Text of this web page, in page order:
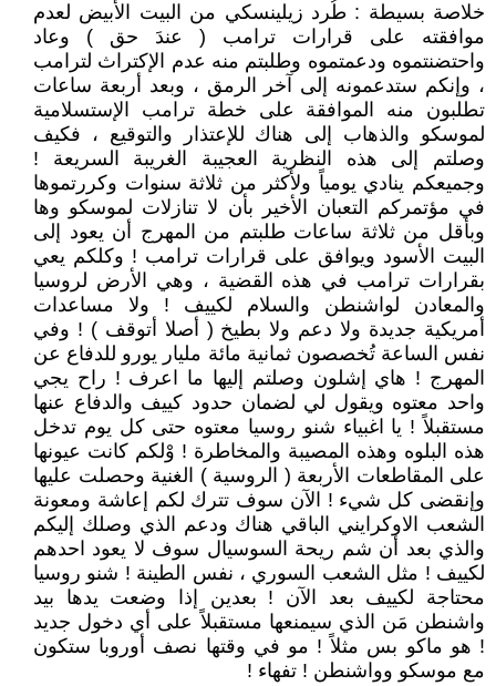
خلاصة بسيطة : طُرد زيلينسكي من البيت الأبيض لعدم
موافقته على قرارات ترامب ( عندَ حق ) وعاد
واحتضنتموه ودعمتموه وطلبتم منه عدم الإكتراث لترامب
، وإنكم ستدعمونه إلى آخر الرمق ، وبعد أربعة ساعات
تطلبون منه الموافقة على خطة ترامب الإستسلامية
لموسكو والذهاب إلى هناك للإعتذار والتوقيع ، فكيف
وصلتم إلى هذه النظرية العجيبة الغريبة السريعة !
وجميعكم ينادي يومياً ولأكثر من ثلاثة سنوات وكررتموها
في مؤتمركم التعبان الأخير بأن لا تنازلات لموسكو وها
وبأقل من ثلاثة ساعات طلبتم من المهرج أن يعود إلى
البيت الأسود ويوافق على قرارات ترامب ! وكلكم يعي
بقرارات ترامب في هذه القضية ، وهي الأرض لروسيا
والمعادن لواشنطن والسلام لكييف ! ولا مساعدات
أمريكية جديدة ولا دعم ولا بطيخ ( أصلا أتوقف ) ! وفي
نفس الساعة تُخصصون ثمانية مائة مليار يورو للدفاع عن
المهرج ! هاي إشلون وصلتم إليها ما اعرف ! راح يجي
واحد معتوه ويقول لي لضمان حدود كييف والدفاع عنها
مستقبلاً ! يا اغبياء شنو روسيا معتوه حتى كل يوم تدخل
هذه البلوه وهذه المصيبة والمخاطرة ! وْلكم كانت عيونها
على المقاطعات الأربعة ( الروسية ) الغنية وحصلت عليها
وإنقضى كل شيء ! الآن سوف تترك لكم إعاشة ومعونة
الشعب الاوكرايني الباقي هناك ودعم الذي وصلك إليكم
والذي بعد أن شم ريحة السوسيال سوف لا يعود احدهم
لكييف ! مثل الشعب السوري ، نفس الطينة ! شنو روسيا
محتاجة لكييف بعد الآن ! بعدين إذا وضعت يدها بيد
واشنطن مَن الذي سيمنعها مستقبلاً على أي دخول جديد
! هو ماكو بس مثلاً ! مو في وقتها نصف أوروبا ستكون
مع موسكو وواشنطن ! تفهاء !